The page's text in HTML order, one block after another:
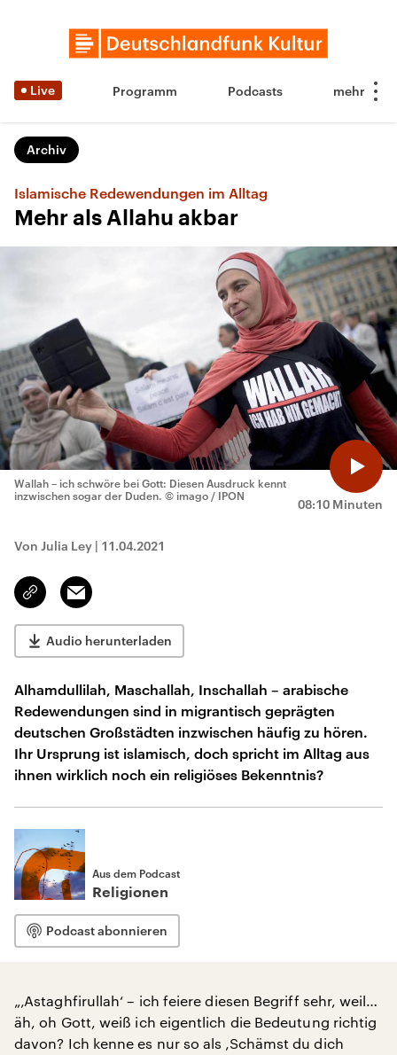
Live Programm Podcasts
Archiv
Islamische Redewendungen im Alltag
Mehr als Allahu akbar
08:10 Minuten
Wallah – ich schwöre bei Gott: Diesen Ausdruck kennt
inzwischen sogar der Duden. © imago / IPON
Von Julia Ley | 11.04.2021
Link
kopieren/teilen
Email
Audio herunterladen
Alhamdullilah, Maschallah, Inschallah – arabische
Redewendungen sind in migrantisch geprägten
deutschen Großstädten inzwischen häufig zu hören.
Ihr Ursprung ist islamisch, doch spricht im Alltag aus
ihnen wirklich noch ein religiöses Bekenntnis?
Aus dem Podcast
Religionen
Podcast abonnieren
„‚Astaghfirullah‘ – ich feiere diesen Begriff sehr, weil…
äh, oh Gott, weiß ich eigentlich die Bedeutung richtig
davon? Ich kenne es nur so als ‚Schämst du dich